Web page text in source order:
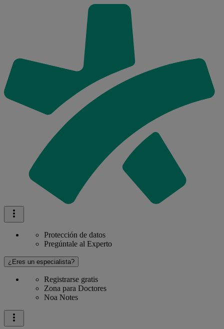
Protección de datos
Pregúntale al Experto
¿Eres un especialista?
Registrarse gratis
Zona para Doctores
Noa Notes